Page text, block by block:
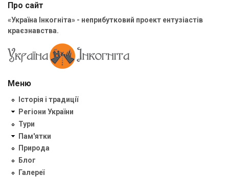
Про сайт
«Україна Інкогніта» - неприбутковий проект ентузіастів
краєзнавства.
Меню
Історія і традиції
Регіони України
Тури
Пам'ятки
Природа
Блог
Галереї